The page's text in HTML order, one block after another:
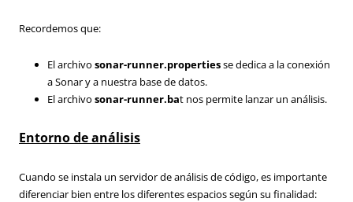
Recordemos que:
El archivo sonar-runner.propertiesse dedica a la conexión
a Sonar y a nuestra base de datos.
El archivo sonar-runner.bat nos permite lanzar un análisis.
Entorno de análisis
Cuando se instala un servidor de análisis de código, es importante
diferenciar bien entre los diferentes espacios según su finalidad: